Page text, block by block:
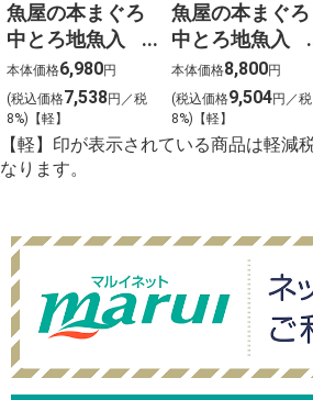
魚屋の本まぐろ
中とろ地魚入
上生寿司 宴
（うたげ）わさ
び抜き【g-2】
本体価格6,980円
(税込価格7,538円／税
8%)【軽】
魚屋の本まぐろ
中とろ地魚入
上生寿司 寿
（ことぶき）わ
さび抜き【g-1】
本体価格8,800円
(税込価格9,504円／税
8%)【軽】
【軽】印が表示されている商品は軽減
なります。